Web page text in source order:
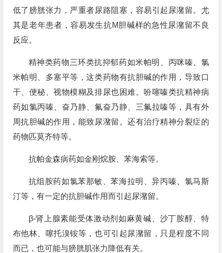
低了膀胱张力，严重者尿路阻塞，容易引起尿潴留。尤
其是老年患者，容易发生抗M胆碱样的急性尿潴留不良
反应。
精神类药物三环类抗抑郁药如米帕明、丙咪嗪、氯
米帕明、多塞平等，这类药物有抗胆碱的作用，导致口
干、便秘、视物模糊及排尿也困难。吩噻嗪类抗精神病
药如氯丙嗪、奋乃静、氟奋乃静、三氟拉嗪等，具有外
周抗胆碱的作用，能致尿潴留。还有治疗精神分裂症的
药物匹莫齐特等。
抗帕金森病药如金刚烷胺、苯海索等。
抗组胺药如氯苯那敏、苯海拉明、异丙嗪、氯马斯
汀等，有一定的抗胆碱作用而引起尿潴留。
β-肾上腺素能受体激动剂如麻黄碱、沙丁胺醇、特
布他林、噻托溴铵等，也可引起尿潴留，只是程度不同
而已，也可能与膀胱肌张力降低有关。